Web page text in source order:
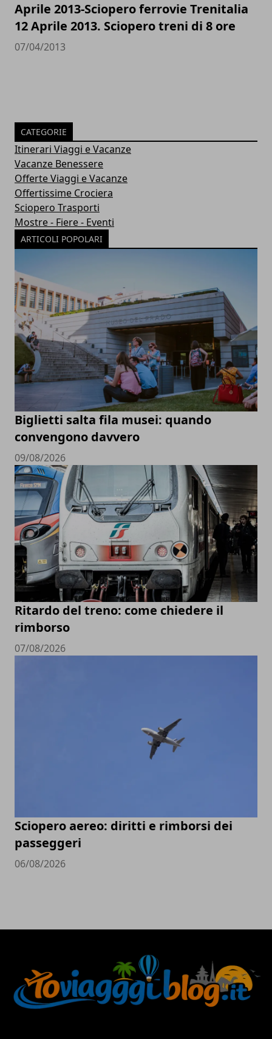
Aprile 2013-Sciopero ferrovie Trenitalia
12 Aprile 2013. Sciopero treni di 8 ore
07/04/2013
CATEGORIE
Itinerari Viaggi e Vacanze
Vacanze Benessere
Offerte Viaggi e Vacanze
Offertissime Crociera
Sciopero Trasporti
Mostre - Fiere - Eventi
ARTICOLI POPOLARI
Biglietti salta fila musei: quando
convengono davvero
09/08/2026
Ritardo del treno: come chiedere il
rimborso
07/08/2026
Sciopero aereo: diritti e rimborsi dei
passeggeri
06/08/2026